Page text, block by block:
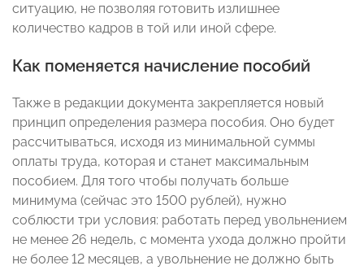
ситуацию, не позволяя готовить излишнее
количество кадров в той или иной сфере.
Как поменяется начисление пособий
Также в редакции документа закрепляется новый
принцип определения размера пособия. Оно будет
рассчитываться, исходя из минимальной суммы
оплаты труда, которая и станет максимальным
пособием. Для того чтобы получать больше
минимума (сейчас это 1500 рублей), нужно
соблюсти три условия: работать перед увольнением
не менее 26 недель, с момента ухода должно пройти
не более 12 месяцев, а увольнение не должно быть